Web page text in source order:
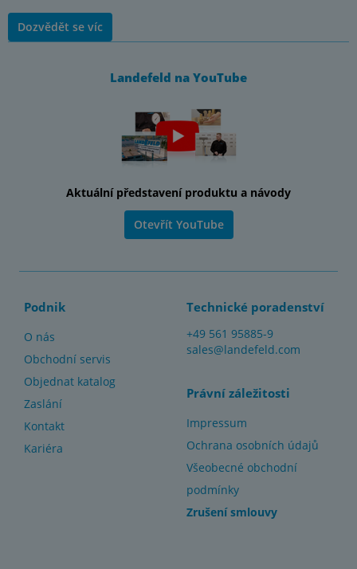
Dozvědět se víc
Landefeld na YouTube
Aktuální představení produktu a návody
Otevřít YouTube
Podnik
O nás
Obchodní servis
Objednat katalog
Zaslání
Kontakt
Kariéra
Technické poradenství
+49 561 95885-9
sales@landefeld.com
Právní záležitosti
Impressum
Ochrana osobních údajů
Všeobecné obchodní
podmínky
Zrušení smlouvy